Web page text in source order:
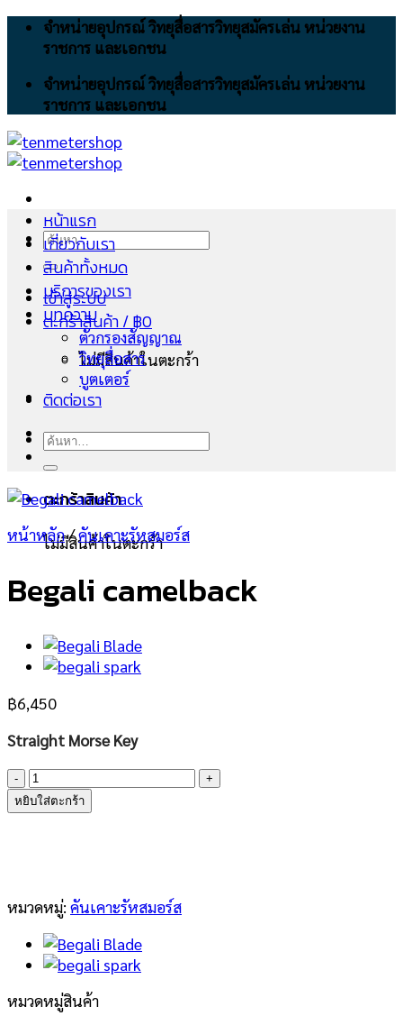
Skip
จำหน่ายอุปกรณ์ วิทยุสื่อสารวิทยุสมัครเล่น หน่วยงาน
ราชการ และเอกชน
จำหน่ายอุปกรณ์ วิทยุสื่อสารวิทยุสมัครเล่น หน่วยงาน
ราชการ และเอกชน
ค้นหา:
เข้าสู่ระบบ
ตะกร้าสินค้า /฿0
ไม่มีสินค้าในตะกร้า
ตะกร้าสินค้า
ไม่มีสินค้าในตะกร้า
หน้าแรก
เกี่ยวกับเรา
สินค้าทั้งหมด
บริการของเรา
บทความ
ตัวกรองสัญญาณ
วิทยุสื่อสาร
บูตเตอร์
ติดต่อเรา
ค้นหา:
หน้าหลัก/คันเคาะรัหสมอร์ส
Begali camelback
฿6,450
Straight Morse Key
จำนวน
Begali
camelback
หยิบใส่ตะกร้า
หมวดหมู่: คันเคาะรัหสมอร์ส
หมวดหมู่สินค้า